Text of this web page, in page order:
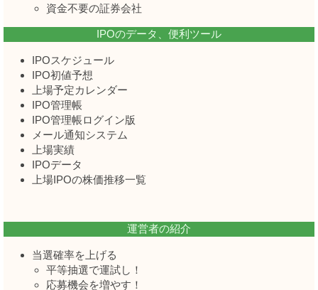
資金不要の証券会社
IPOのデータ、便利ツール
IPOスケジュール
IPO初値予想
上場予定カレンダー
IPO管理帳
IPO管理帳ログイン版
メール通知システム
上場実績
IPOデータ
上場IPOの株価推移一覧
運営者の紹介
当選確率を上げる
平等抽選で運試し！
応募機会を増やす！